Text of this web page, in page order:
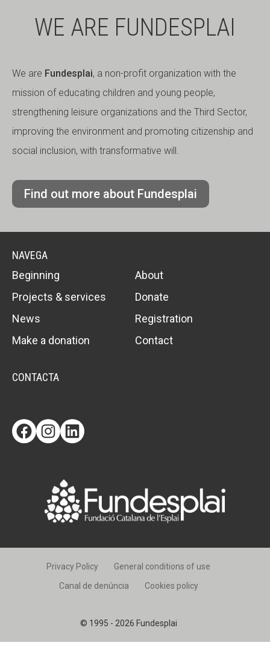
WE ARE FUNDESPLAI
We are Fundesplai, a non-profit organization with the
mission of educating children and young people,
strengthening leisure organizations and the Third Sector,
improving the environment and promoting citizenship and
social inclusion, with transformative will.
Find out more about Fundesplai
NAVEGA
Beginning
About
Projects & services
Donate
News
Registration
Make a donation
Contact
CONTACTA
FacebookInstagram
LinkedIn
© 1995 - 2026 Fundesplai
Privacy Policy
General conditions of use
Canal de denúncia
Cookies policy